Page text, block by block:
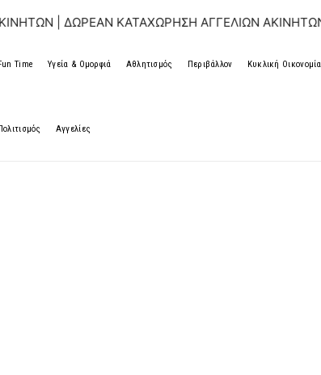
| ΔΩΡΕΑΝ ΚΑΤΑΧΩΡΗΣΗ ΑΓΓΕΛΙΩΝ ΑΚΙΝΗΤΩΝ &
Time Υγεία & Ομορφιά Αθλητισμός Περιβάλλον Κυκλική
Αγγελίες